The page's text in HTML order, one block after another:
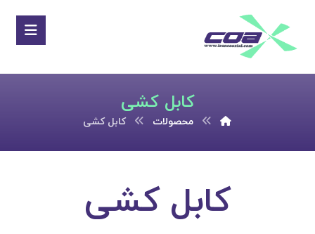
کابل کشی
محصولات کابل کشی
کابل کشی